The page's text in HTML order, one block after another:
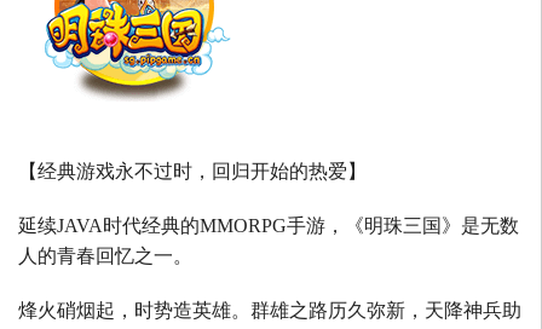
【经典游戏永不过时，回归开始的热爱】
延续JAVA时代经典的MMORPG手游，《明珠三国》是无数
人的青春回忆之一。
烽火硝烟起，时势造英雄。群雄之路历久弥新，天降神兵助